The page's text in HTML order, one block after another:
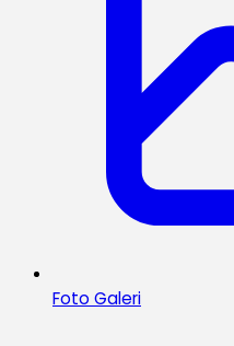
Foto Galeri